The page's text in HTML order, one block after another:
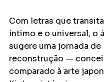
Com letras que
íntimo e o universal, o
sugere uma jornada de
reconstrução —
comparado à arte